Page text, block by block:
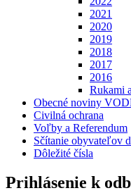
2021
2020
2019
2018
2017
2016
Rukami
Obecné noviny
Civilná ochrana
Voľby a Referendum
Sčítanie obyvateľov
Dôležité čísla
Prihlásenie k